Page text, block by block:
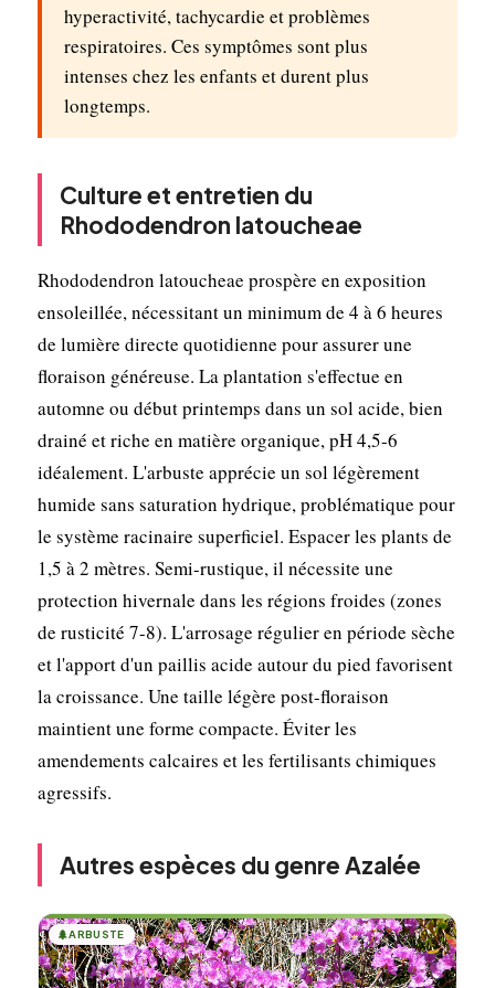
hyperactivité, tachycardie et problèmes
respiratoires. Ces symptômes sont plus
intenses chez les enfants et durent plus
longtemps.
Culture et entretien du
Rhododendron latoucheae
Rhododendron latoucheae prospère en exposition
ensoleillée, nécessitant un minimum de 4 à 6 heures
de lumière directe quotidienne pour assurer une
floraison généreuse. La plantation s'effectue en
automne ou début printemps dans un sol acide, bien
drainé et riche en matière organique, pH 4,5-6
idéalement. L'arbuste apprécie un sol légèrement
humide sans saturation hydrique, problématique pour
le système racinaire superficiel. Espacer les plants de
1,5 à 2 mètres. Semi-rustique, il nécessite une
protection hivernale dans les régions froides (zones
de rusticité 7-8). L'arrosage régulier en période sèche
et l'apport d'un paillis acide autour du pied favorisent
la croissance. Une taille légère post-floraison
maintient une forme compacte. Éviter les
amendements calcaires et les fertilisants chimiques
agressifs.
Autres espèces du genre Azalée
🌲ARBUSTE